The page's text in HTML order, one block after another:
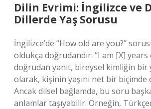
Dilin Evrimi: İngilizce ve
Dillerde Yaş Sorusu
İngilizce’de “How old are you?”
oldukça doğrudandır: “I am [X] years
doğrudan yanıt, bireysel kimliğin bir
olarak, kişinin yaşını net bir
Ancak dilsel bağlamda, bu soru
anlamlar taşıyabilir. Örneğin,